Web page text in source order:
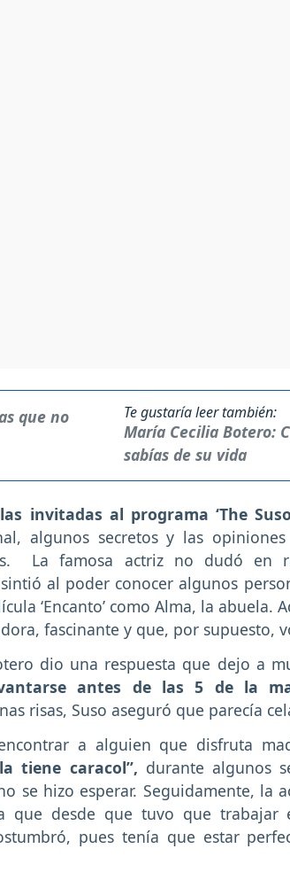
Te gustaría leer también:
María Cecilia Botero:
sabías de su vida
invitadas al programa ‘The
algunos secretos y las
La famosa actriz no dudó en
al poder conocer algunos
‘Encanto’ como Alma, la abuela.
fascinante y que, por supuesto,
dio una respuesta que dejo a
antes de las 5 de la
risas, Suso aseguró que parecía
a alguien que disfruta
tiene caracol”, durante algunos
se hizo esperar. Seguidamente, la
que desde que tuvo que trabajar
pues tenía que estar